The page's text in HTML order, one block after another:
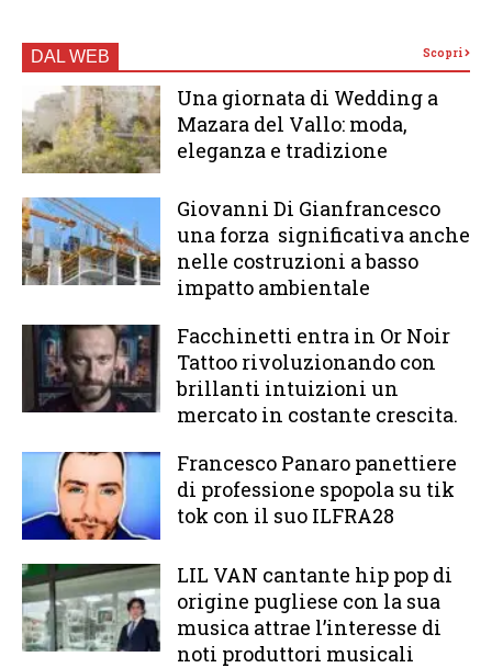
DAL WEB Scopri
Una giornata di Wedding a
Mazara del Vallo: moda,
eleganza e tradizione
Giovanni Di Gianfrancesco
una forza significativa anche
nelle costruzioni a basso
impatto ambientale
Facchinetti entra in Or Noir
Tattoo rivoluzionando con
brillanti intuizioni un
mercato in costante crescita.
Francesco Panaro panettiere
di professione spopola su tik
tok con il suo ILFRA28
LIL VAN cantante hip pop di
origine pugliese con la sua
musica attrae l’interesse di
noti produttori musicali